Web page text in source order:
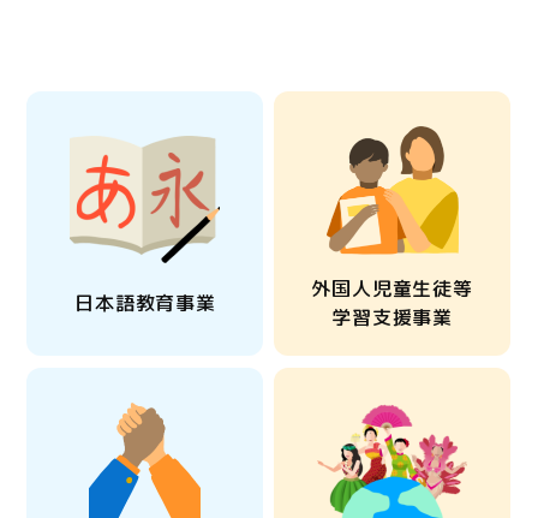
日本語教育事業
外国人児童生徒等
学習支援事業